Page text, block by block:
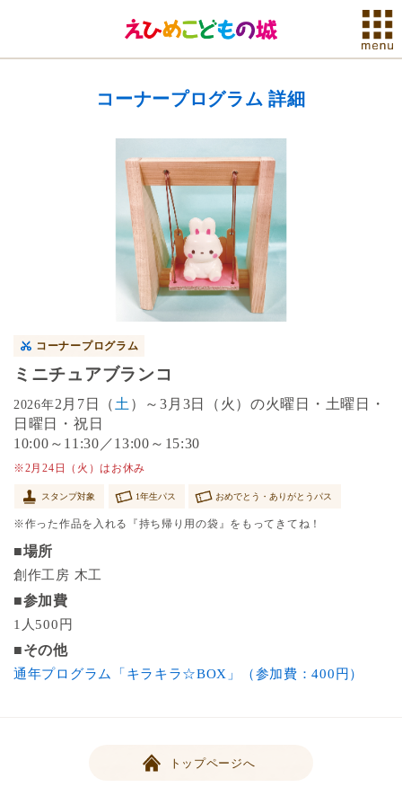
コーナープログラム 詳細
コーナープログラム
ミニチュアブランコ
2026年2月7日（ 土 ）～3月3日（火）の火曜日・土曜日・
日曜日・祝日
10:00～11:30／13:00～15:30
※2月24日（火）はお休み
スタンプ対象 1年生パス おめでとう・ありがとうパス
※作った作品を入れる『持ち帰り用の袋』をもってきてね！
■場所
創作工房 木工
■参加費
1人500円
■その他
通年プログラム「キラキラ☆BOX」（参加費：400円）
トップページへ